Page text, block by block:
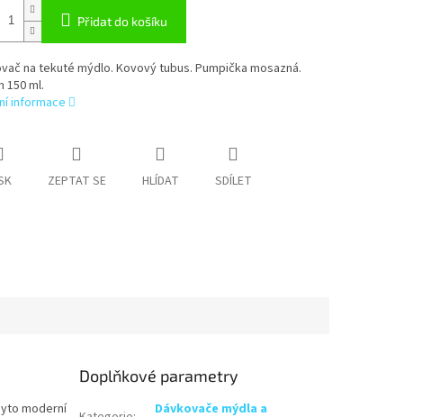
Přidat do košíku
na tekuté mýdlo. Kovový tubus. Pumpička mosazná.
150 ml.
informace
ZEPTAT SE HLÍDAT SDÍLET
moderní
Doplňkové parametry
Dávkovače mýdla a